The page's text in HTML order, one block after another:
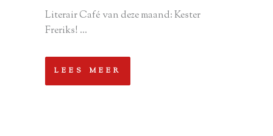
Literair Café van deze maand: Kester
Freriks! ...
LEES MEER